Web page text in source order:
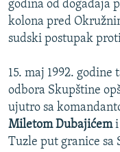
godina od događaja
kolona pred
sudski postupak
15. maj 1992.
odbora Skupštine
ujutro sa
Miletom Dubajićemi
Tuzle put granice